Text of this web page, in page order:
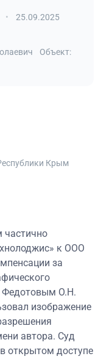
25.09.2025
Объект:
Крым
частично
к ООО
за
Федотовым О.Н.
изображение
автора. Суд
открытом доступе